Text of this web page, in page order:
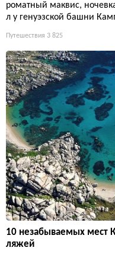
роматный маквис,
л у генуэзской башни
Путешествия 3 825
10 незабываемых мест
ляжей